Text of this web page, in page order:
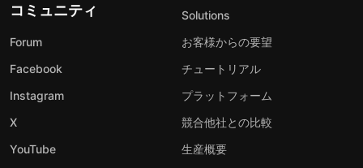
コミュニティ
Forum
Facebook
Instagram
X
YouTube
Solutions
お客様からの要望
チュートリアル
プラットフォーム
競合他社との比較
生産概要